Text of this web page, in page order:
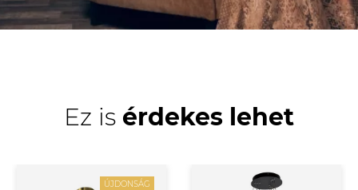
Ez is érdekes lehet
ÚJDONSÁG